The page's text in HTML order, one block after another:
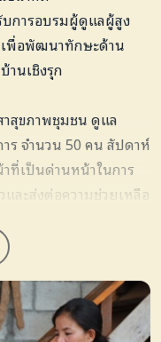
บการอบรมผู้ดูแลผู้สูง
เพื่อพัฒนาทักษะด้าน
านเชิงรุก
าสุขภาพชุมชน ดูแล
ร จำนวน 50 คน สัปดาห์
ที่เป็นด่านหน้าในการ
ละส่งต่อความช่วยเหลือ
ญในการพัฒนาคุณภาพ